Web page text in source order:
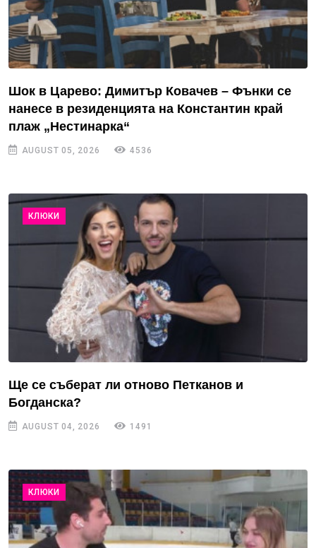
Шок в Царево: Димитър Ковачев – Фънки се
нанесе в резиденцията на Константин край
плаж „Нестинарка“
AUGUST 05, 2026 4536
КЛЮКИ
Ще се съберат ли отново Петканов и
Богданска?
AUGUST 04, 2026 1491
КЛЮКИ